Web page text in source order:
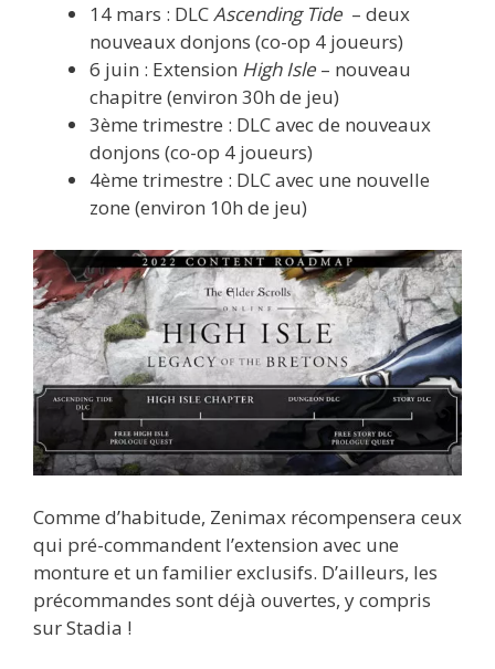
14 mars : DLCAscending Tide – deux
nouveaux donjons (co-op 4 joueurs)
6 juin : Extension High Isle – nouveau
chapitre (environ 30h de jeu)
3ème trimestre : DLC avec de nouveaux
donjons (co-op 4 joueurs)
4ème trimestre : DLC avec une nouvelle
zone (environ 10h de jeu)
Comme d’habitude, Zenimax récompensera ceux
qui pré-commandent l’extension avec une
monture et un familier exclusifs. D’ailleurs, les
précommandes sont déjà ouvertes, y compris
sur Stadia !